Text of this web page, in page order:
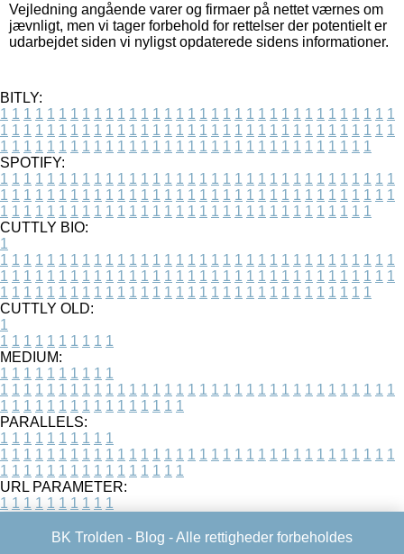
Vejledning angående varer og firmaer på nettet værnes om
jævnligt, men vi tager forbehold for rettelser der potentielt er
udarbejdet siden vi nyligst opdaterede sidens informationer.
BITLY:
1 1 1 1 1 1 1 1 1 1 1 1 1 1 1 1 1 1 1 1 1 1 1 1 1 1 1 1 1 1 1 1 1 1
1 1 1 1 1 1 1 1 1 1 1 1 1 1 1 1 1 1 1 1 1 1 1 1 1 1 1 1 1 1 1 1 1 1
1 1 1 1 1 1 1 1 1 1 1 1 1 1 1 1 1 1 1 1 1 1 1 1 1 1 1 1 1 1 1 1
SPOTIFY:
1 1 1 1 1 1 1 1 1 1 1 1 1 1 1 1 1 1 1 1 1 1 1 1 1 1 1 1 1 1 1 1 1 1
1 1 1 1 1 1 1 1 1 1 1 1 1 1 1 1 1 1 1 1 1 1 1 1 1 1 1 1 1 1 1 1 1 1
1 1 1 1 1 1 1 1 1 1 1 1 1 1 1 1 1 1 1 1 1 1 1 1 1 1 1 1 1 1 1 1
CUTTLY BIO:
1
1 1 1 1 1 1 1 1 1 1 1 1 1 1 1 1 1 1 1 1 1 1 1 1 1 1 1 1 1 1 1 1 1 1
1 1 1 1 1 1 1 1 1 1 1 1 1 1 1 1 1 1 1 1 1 1 1 1 1 1 1 1 1 1 1 1 1 1
1 1 1 1 1 1 1 1 1 1 1 1 1 1 1 1 1 1 1 1 1 1 1 1 1 1 1 1 1 1 1 1
CUTTLY OLD:
1
1 1 1 1 1 1 1 1 1 1
MEDIUM:
1 1 1 1 1 1 1 1 1 1
1 1 1 1 1 1 1 1 1 1 1 1 1 1 1 1 1 1 1 1 1 1 1 1 1 1 1 1 1 1 1 1 1 1
1 1 1 1 1 1 1 1 1 1 1 1 1 1 1 1
PARALLELS:
1 1 1 1 1 1 1 1 1 1
1 1 1 1 1 1 1 1 1 1 1 1 1 1 1 1 1 1 1 1 1 1 1 1 1 1 1 1 1 1 1 1 1 1
1 1 1 1 1 1 1 1 1 1 1 1 1 1 1 1
URL PARAMETER:
1 1 1 1 1 1 1 1 1 1
BK Trolden - Blog - Alle rettigheder forbeholdes